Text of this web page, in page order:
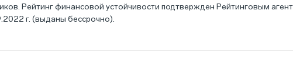
Рейтинг финансовой устойчивости подтвержден Рейтинговым
г. (выданы бессрочно).